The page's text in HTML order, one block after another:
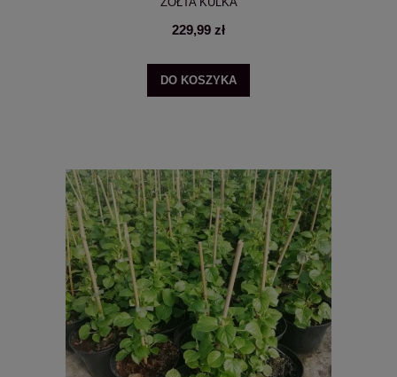
229,99 zł
DO KOSZYKA